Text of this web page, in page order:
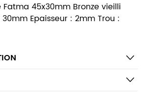
45x30mm Bronze vieilli
Epaisseur : 2mm Trou :